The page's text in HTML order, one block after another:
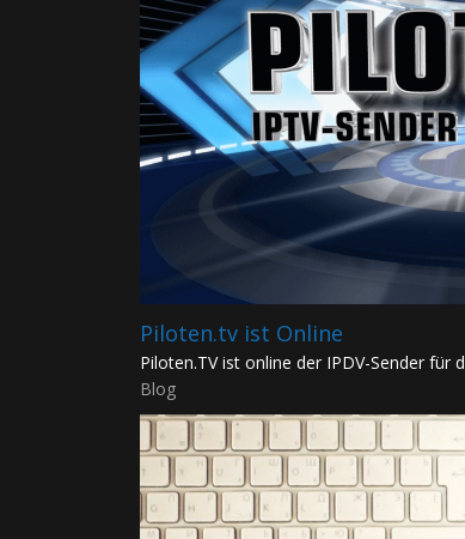
Piloten.tv ist Online
Piloten.TV ist online der IPDV-Sender für
Blog